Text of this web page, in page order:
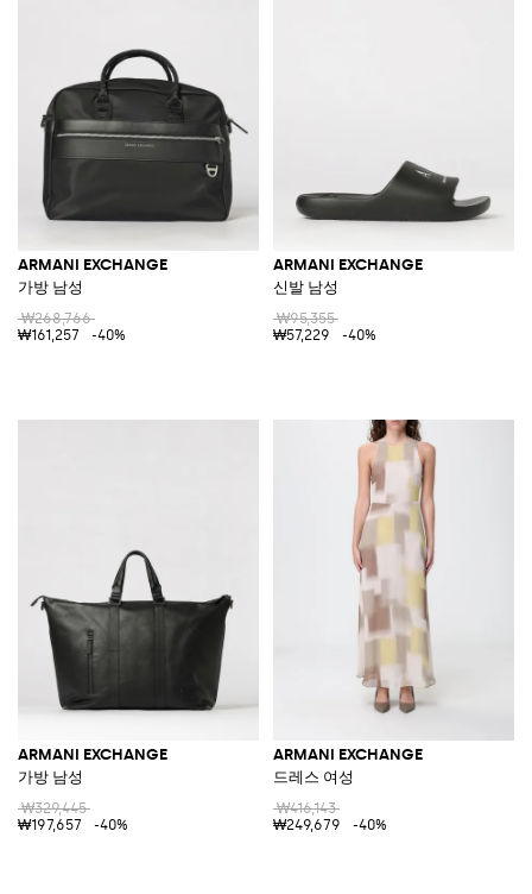
ARMANI EXCHANGE
가방 남성
₩268,766
₩161,257
-40%
ARMANI EXCHANGE
신발 남성
₩95,355
₩57,229
-40%
ARMANI EXCHANGE
가방 남성
₩329,445
₩197,657
-40%
ARMANI EXCHANGE
드레스 여성
₩416,143
₩249,679
-40%